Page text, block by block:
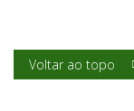
Voltar ao topo